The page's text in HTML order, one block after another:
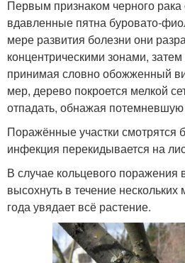
Первым признаком черного рака
вдавленные пятна буровато-
мере развития болезни они
концентрическими зонами,
принимая словно обожженный
мер, дерево покроется мелкой
отпадать, обнажая
Поражённые участки смотрятся
инфекция перекидывается на
В случае кольцевого поражения
высохнуть в течение
года увядает всё растение.